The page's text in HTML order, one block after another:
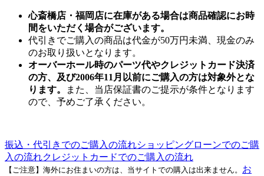
心斎橋店・福岡店に在庫がある場合は商品確認にお時
間をいただく場合がございます。
代引きでご購入の商品は代金が50万円未満、現金のみ
のお取り扱いとなります。
オーバーホール時のパーツ代やクレジットカード決済
の方、及び2006年11月以前にご購入の方は対象外とな
ります。
また、当店保証書のご提示が条件となります
ので、予めご了承ください。
振込・代引きでのご購入の流れショッピングローンでのご購
入の流れクレジットカードでのご購入の流れ
【ご注意】海外にお住まいの方は、当サイトでの購入は出来ません。 お